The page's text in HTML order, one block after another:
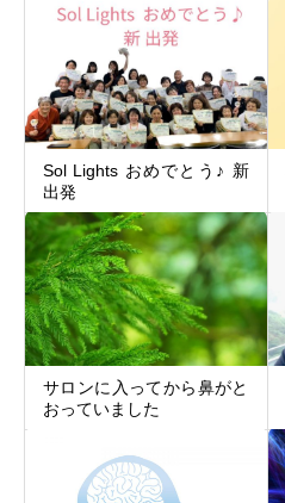
Sol Lights おめでとう♪ 新
出発
サロンに入ってから鼻がと
おっていました